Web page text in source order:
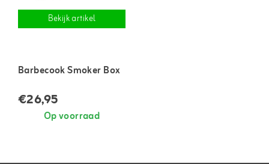
Bekijk artikel
Barbecook Smoker Box
€26,95
Op voorraad